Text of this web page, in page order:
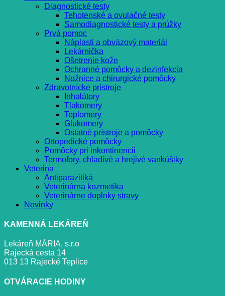
Diagnostické testy
Tehotenské a ovulačné testy
Samodiagnostické testy a prúžky
Prvá pomoc
Náplasti a obväzový materiál
Lekárnička
Ošetrenie kože
Ochranné pomôcky a dezinfekcia
Nožnice a chirurgické pomôcky
Zdravotnícke prístroje
Inhalátory
Tlakomery
Teplomery
Glukomery
Ostatné prístroje a pomôcky
Ortopedické pomôcky
Pomôcky pri inkontinencii
Termofory, chladivé a hrejivé vankúšiky
Veterina
Antiparazitiká
Veterinárna kozmetika
Veterinárne doplnky stravy
Novinky
KAMENNÁ LEKÁREŇ
Lekáreň MÁRIA, s.r.o
Rajecká cesta 14
013 13 Rajecké Teplice
OTVÁRACIE HODINY